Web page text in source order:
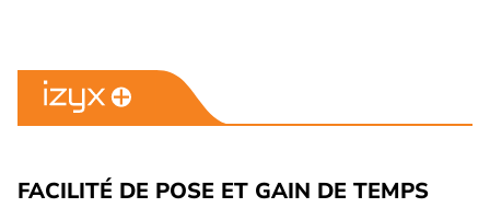
FACILITÉ DE POSE ET GAIN DE TEMPS